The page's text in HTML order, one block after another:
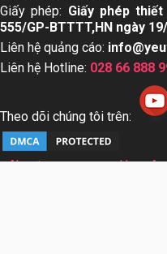
Giấy phép: Giấy phép
555/GP-BTTTT,HN ngày
Liên hệ quảng cáo:
Liên hệ Hotline: 028 66 888
Theo dõi chúng tôi trên:
About us User